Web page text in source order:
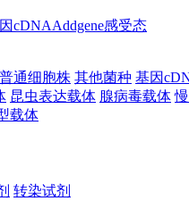
cDNAAddgene感受态
普通细胞株 其他菌种 基因
昆虫表达载体 腺病毒载体
载体
转染试剂